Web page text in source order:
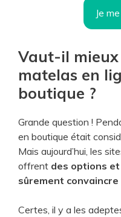
Je
Vaut-il
matelas en
boutique ?
Grande question !
en boutique était
Mais aujourd’hui, les
offrent des options
sûrement
Certes, il y a les